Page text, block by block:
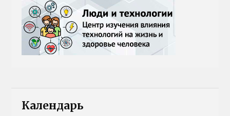
Календарь